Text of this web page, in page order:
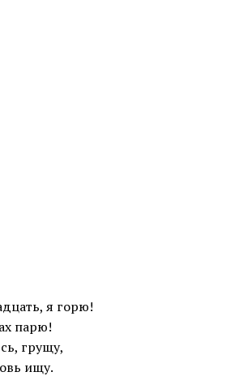
я горю!
парю!
грущу,
ищу.